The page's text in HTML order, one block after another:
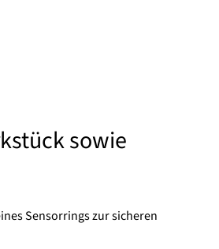
sowie
Sensorrings zur sicheren